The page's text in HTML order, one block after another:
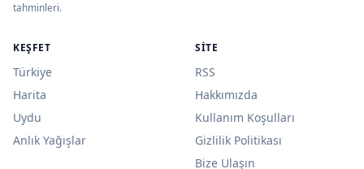
tahminleri.
KEŞFET
Türkiye
Harita
Uydu
Anlık Yağışlar
SITE
RSS
Hakkımızda
Kullanım Koşulları
Gizlilik Politikası
Bize Ulaşın